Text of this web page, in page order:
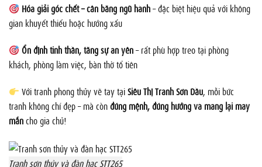
Hóa giải góc chết – cân bằng ngũ hành– đặc biệt hiệu quả với không
gian khuyết thiếu hoặc hướng xấu
Ổn định tinh thần, tăng sự an yên– rất phù hợp treo tại phòng
khách, phòng làm việc, bàn thờ tổ tiên
Với tranh phong thủy vẽ tay tạiSiêu Thị Tranh Sơn Dầu, mỗi bức
tranh không chỉ đẹp – mà cònđúng mệnh, đúng hướng và mang lại may
mắncho gia chủ!
Tranh sơn thủy và đàn hạc STT265